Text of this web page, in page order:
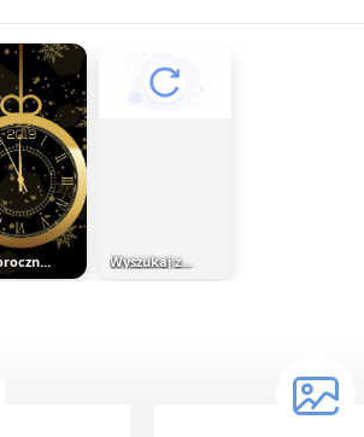
Noworoczny zegar Wyszukaj zdjęciem